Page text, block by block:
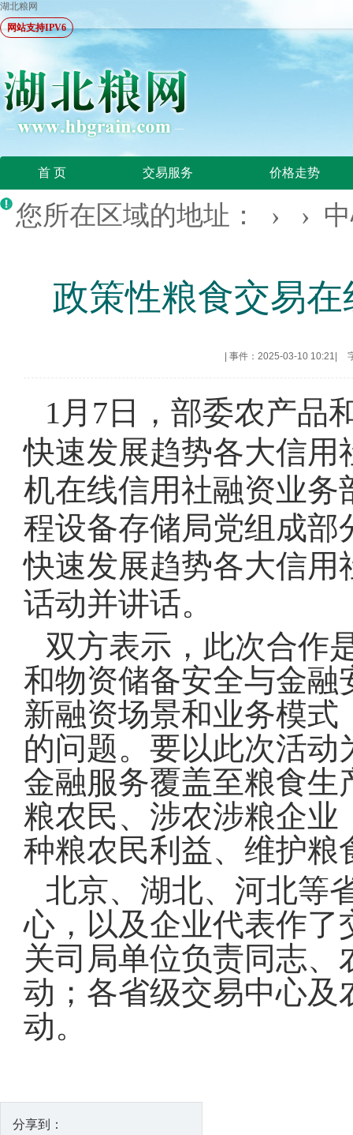
湖北粮网
网站支持IPV6
首 页 交易服务 价格走势
您所在区域的地址： › ›
政策性粮食交易
事件：2025-03-10 10:21
1月7日，部委农产品
快速发展趋势各大信用
机在线信用社融资业务
程设备存储局党组成部
快速发展趋势各大信用
话动并讲话。
双方表示，此次合作
和物资储备安全与金融
新融资场景和业务模
的问题。要以此次活
金融服务覆盖至粮食
粮农民、涉农涉粮企业
种粮农民利益、维护粮
北京、湖北、河北等
心，以及企业代表作了
关司局单位负责同志
动；各省级交易中心及
动。
分享到：